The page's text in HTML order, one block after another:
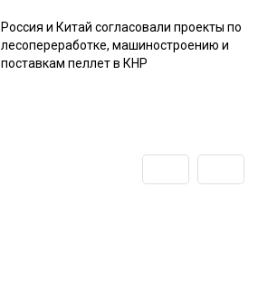
Россия и Китай согласовали проекты по
лесопереработке, машиностроению и
поставкам пеллет в КНР